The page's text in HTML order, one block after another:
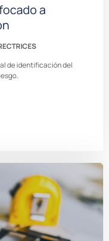
a
de identificación del